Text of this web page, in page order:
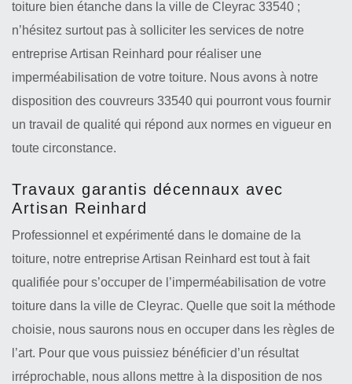
toiture bien étanche dans la ville de Cleyrac 33540 ;
n’hésitez surtout pas à solliciter les services de notre
entreprise Artisan Reinhard pour réaliser une
imperméabilisation de votre toiture. Nous avons à notre
disposition des couvreurs 33540 qui pourront vous fournir
un travail de qualité qui répond aux normes en vigueur en
toute circonstance.
Travaux garantis décennaux avec
Artisan Reinhard
Professionnel et expérimenté dans le domaine de la
toiture, notre entreprise Artisan Reinhard est tout à fait
qualifiée pour s’occuper de l’imperméabilisation de votre
toiture dans la ville de Cleyrac. Quelle que soit la méthode
choisie, nous saurons nous en occuper dans les règles de
l’art. Pour que vous puissiez bénéficier d’un résultat
irréprochable, nous allons mettre à la disposition de nos